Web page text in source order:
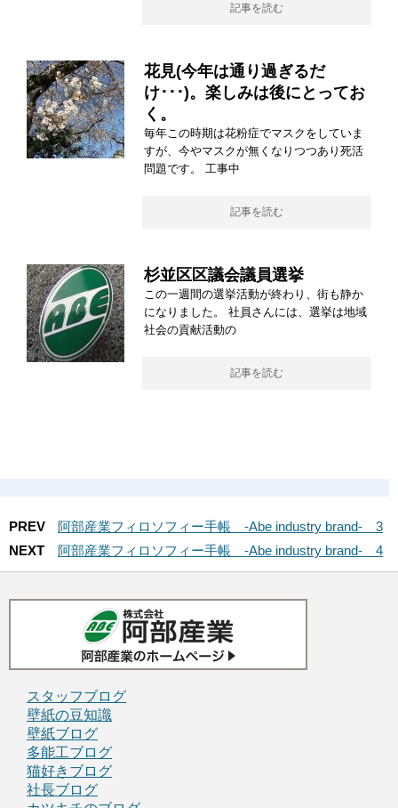
記事を読む
花見(今年は通り過ぎるだ
け･･･)。楽しみは後にとってお
く。
毎年この時期は花粉症でマスクをしていま
すが、今やマスクが無くなりつつあり死活
問題です。 工事中
記事を読む
杉並区区議会議員選挙
この一週間の選挙活動が終わり、街も静か
になりました。 社員さんには、選挙は地域
社会の貢献活動の
記事を読む
PREV
阿部産業フィロソフィー手帳 -Abe industry brand- 3
NEXT
阿部産業フィロソフィー手帳 -Abe industry brand- 4
スタッフブログ
壁紙の豆知識
壁紙ブログ
多能工ブログ
猫好きブログ
社長ブログ